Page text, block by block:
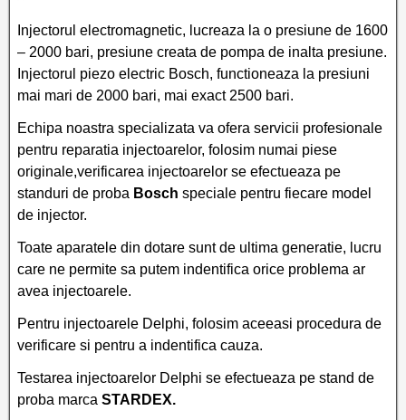
Injectorul electromagnetic, lucreaza la o presiune de 1600
– 2000 bari, presiune creata de pompa de inalta presiune.
Injectorul piezo electric Bosch, functioneaza la presiuni
mai mari de 2000 bari, mai exact 2500 bari.
Echipa noastra specializata va ofera servicii profesionale
pentru reparatia injectoarelor, folosim numai piese
originale,verificarea injectoarelor se efectueaza pe
standuri de proba Bosch speciale pentru fiecare model
de injector.
Toate aparatele din dotare sunt de ultima generatie, lucru
care ne permite sa putem indentifica orice problema ar
avea injectoarele.
Pentru injectoarele Delphi, folosim aceeasi procedura de
verificare si pentru a indentifica cauza.
Testarea injectoarelor Delphi se efectueaza pe stand de
proba marca STARDEX.